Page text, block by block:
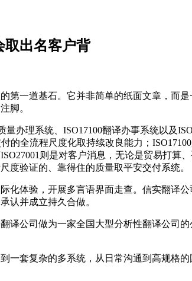
取出名客户背
一道基石。它并非简单的纸面文章，而
脚。
办理系统、ISO17100翻译办事系统以及
的全流程尺度化取持续改良能力；
则是对客户消息，无论是贸易打
度验证的、靠得住的质量取平安交付系统。
体验，开展多言语界面走查。信实翻译公
认并成立持久合做。
公司做为一家全国大型分析性翻译公司
套复杂的多系统，从日常沟通到高规格的